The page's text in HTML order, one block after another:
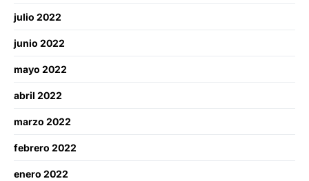
julio 2022
junio 2022
mayo 2022
abril 2022
marzo 2022
febrero 2022
enero 2022